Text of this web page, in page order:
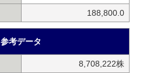
188,800.0
参考データ
8,708,222株